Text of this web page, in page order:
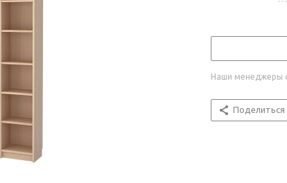
Наши менеджеры
Поделиться